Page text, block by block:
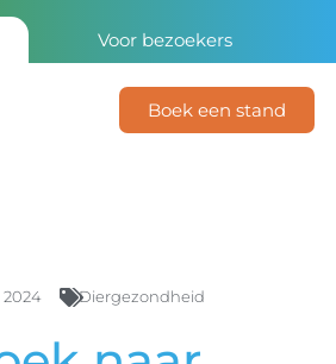
Voor bezoekers
Boek een stand
2024 Diergezondheid